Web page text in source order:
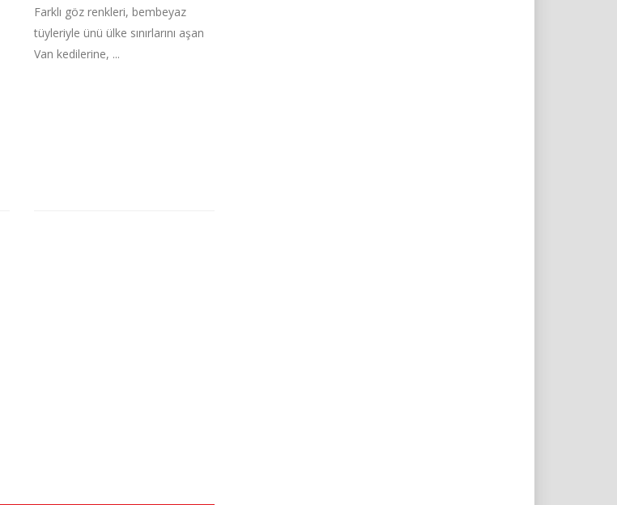
Farklı göz renkleri, bembeyaz
tüyleriyle ünü ülke sınırlarını aşan
Van kedilerine, ...